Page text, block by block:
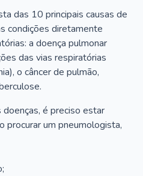
das 10 principais causas de
condições diretamente
a doença pulmonar
das vias respiratórias
o câncer de pulmão,
é preciso estar
procurar um pneumologista,